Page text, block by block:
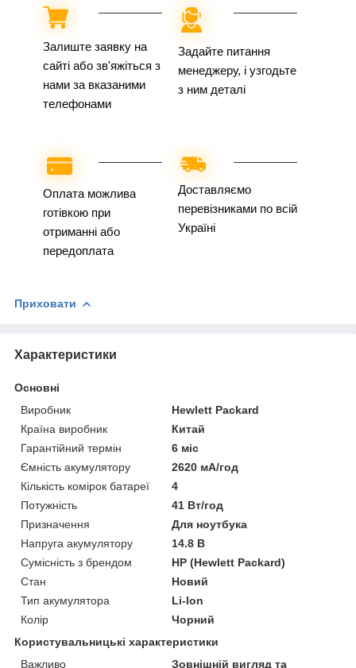
Залиште заявку на
сайті або зв'яжіться з
нами за вказаними
телефонами
Задайте питання
менеджеру, і узгодьте
з ним деталі
Оплата можлива
готівкою при
отриманні або
передоплата
Доставляємо
перевізниками по всій
Україні
Приховати
Характеристики
Основні
Виробник
Hewlett Packard
Країна виробник
Китай
Гарантійний термін
6 міс
Ємність акумулятору
2620 мА/год
Кількість комірок батареї
4
Потужність
41 Вт/год
Призначення
Для ноутбука
Напруга акумулятору
14.8 В
Сумісність з брендом
HP (Hewlett Packard)
Стан
Новий
Тип акумулятора
Li-Ion
Колір
Чорний
Користувальницькі характеристики
Важливо
Зовнішній вигляд та